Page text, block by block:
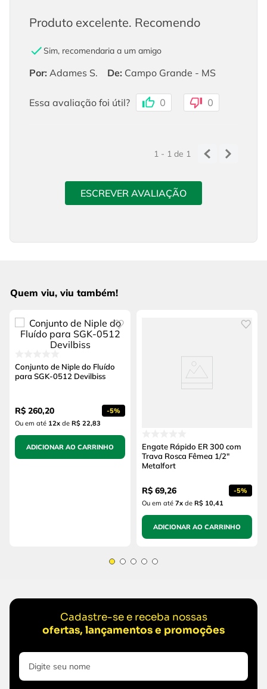
Produto excelente. Recomendo
Sim, recomendaria a um amigo
Por: Adames S. De: Campo Grande - MS
Essa avaliação foi útil? 0 0
1 - 1de 1
ESCREVER AVALIAÇÃO
Quem viu, viu também!
Conjunto de Niple do Fluído
para SGK-0512 Devilbiss
R$ 260,20 -5%
Ou em até 12x de R$ 22,83
ADICIONAR AO CARRINHO
Engate Rápido ER 300 com
Trava Rosca Fêmea 1/2"
Metalfort
R$ 69,26 -5%
Ou em até 7x de R$ 10,41
ADICIONAR AO CARRINHO
Cadastre-se e receba nossas
ofertas, lançamentos e promoções